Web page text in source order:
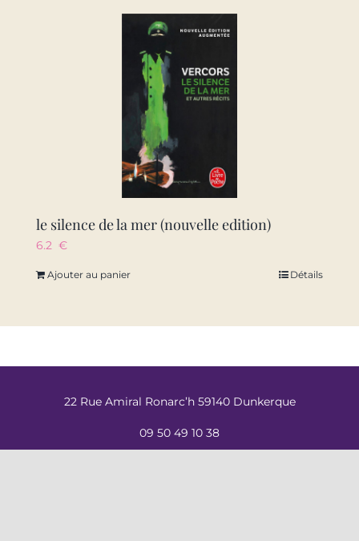
le silence de la mer (nouvelle edition)
6.2 €
Ajouter au panier Détails
22 Rue Amiral Ronarc’h 59140 Dunkerque
09 50 49 10 38